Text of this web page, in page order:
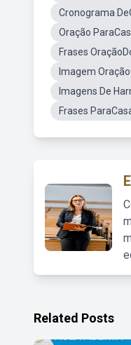
Cronograma
Oração
Frases
Imagem
Imagens De
Frases
Related Posts